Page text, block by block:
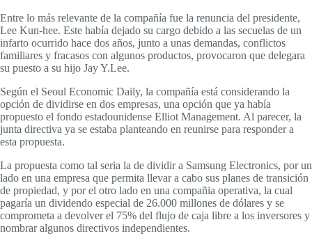
Entre lo más relevante de la compañía fue la renuncia del presidente,
Lee Kun-hee. Este había dejado su cargo debido a las secuelas de un
infarto ocurrido hace dos años, junto a unas demandas, conflictos
familiares y fracasos con algunos productos, provocaron que delegara
su puesto a su hijo Jay Y.Lee.
Según el Seoul Economic Daily, la compañía está considerando la
opción de dividirse en dos empresas, una opción que ya había
propuesto el fondo estadounidense Elliot Management. Al parecer, la
junta directiva ya se estaba planteando en reunirse para responder a
esta propuesta.
La propuesta como tal seria la de dividir a Samsung Electronics, por un
lado en una empresa que permita llevar a cabo sus planes de transición
de propiedad, y por el otro lado en una compañia operativa, la cual
pagaría un dividendo especial de 26.000 millones de dólares y se
comprometa a devolver el 75% del flujo de caja libre a los inversores y
nombrar algunos directivos independientes.